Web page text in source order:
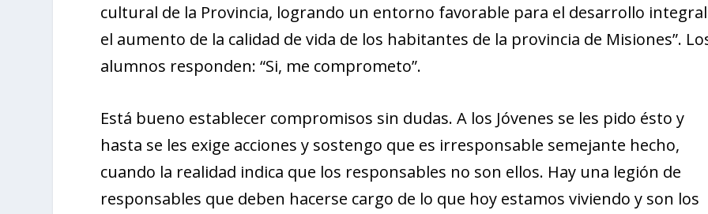
cultural de la Provincia, logrando un entorno favorable para el desarrollo
el aumento de la calidad de vida de los habitantes de la provincia de Misiones”.
alumnos responden: “Si, me comprometo”.
Está bueno establecer compromisos sin dudas. A los Jóvenes se les pido ésto y
hasta se les exige acciones y sostengo que es irresponsable semejante hecho,
cuando la realidad indica que los responsables no son ellos. Hay una legión de
responsables que deben hacerse cargo de lo que hoy estamos viviendo y son los